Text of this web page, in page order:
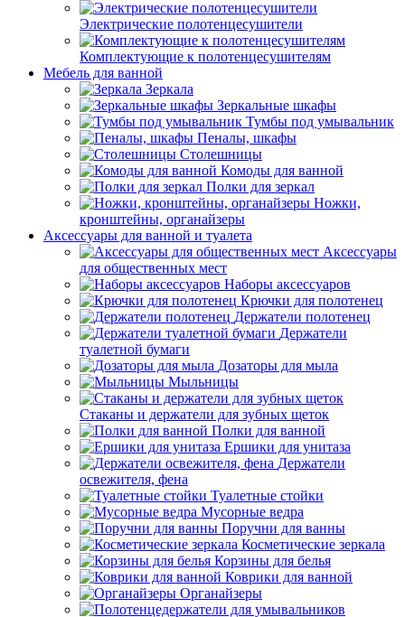
Электрические полотенцесушители
Комплектующие к полотенцесушителям
Мебель для ванной
Зеркала
Зеркальные шкафы
Тумбы под умывальник
Пеналы, шкафы
Столешницы
Комоды для ванной
Полки для зеркал
Ножки,
кронштейны, органайзеры
Аксессуары для ванной и туалета
Аксессуары
для общественных мест
Наборы аксессуаров
Крючки для полотенец
Держатели полотенец
Держатели
туалетной бумаги
Дозаторы для мыла
Мыльницы
Стаканы и держатели для зубных щеток
Полки для ванной
Ершики для унитаза
Держатели
освежителя, фена
Туалетные стойки
Мусорные ведра
Поручни для ванны
Косметические зеркала
Корзины для белья
Коврики для ванной
Органайзеры